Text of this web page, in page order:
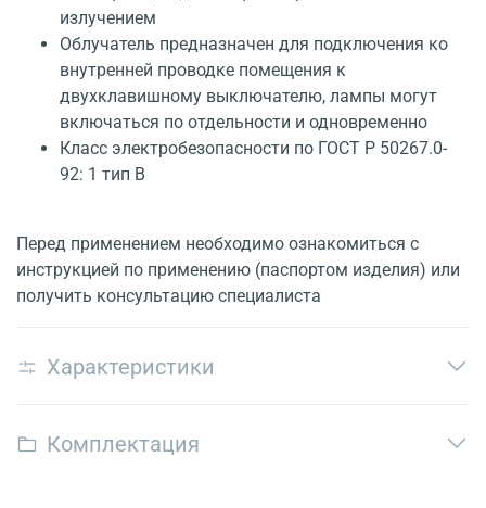
излучением
Облучатель предназначен для подключения ко
внутренней проводке помещения к
двухклавишному выключателю, лампы могут
включаться по отдельности и одновременно
Класс электробезопасности по ГОСТ Р 50267.0-
92: 1 тип В
Перед применением необходимо ознакомиться с
инструкцией по применению (паспортом изделия) или
получить консультацию специалиста
Характеристики
Комплектация